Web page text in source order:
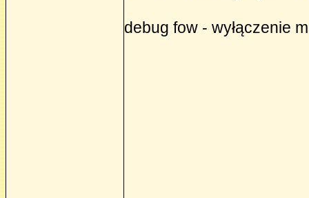
debug fow - wyłączenie